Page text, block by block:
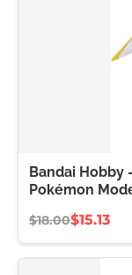
Bandai Hobby
Pokémon
$18.00$15.13